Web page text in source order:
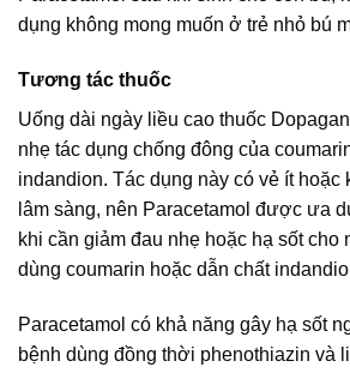
dụng không mong muốn ở trẻ nhỏ bú
Tương tác thuốc
Uống dài ngày liều cao thuốc
nhẹ tác dụng chống đông của
indandion. Tác dụng này có vẻ ít hoặc
lâm sàng, nên Paracetamol được ưa
khi cần giảm đau nhẹ hoặc hạ sốt cho
dùng coumarin hoặc dẫn chất
Paracetamol có khả năng gây hạ sốt
bệnh dùng đồng thời phenothiazin và